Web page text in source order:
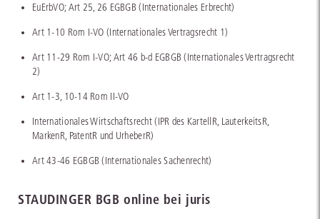
EuErbVO; Art 25, 26 EGBGB (Internationales Erbrecht)
Art 1-10 Rom I-VO (Internationales Vertragsrecht 1)
Art 11-29 Rom I-VO; Art 46 b-d EGBGB (Internationales Vertragsrecht
2)
Art 1-3, 10-14 Rom II-VO
Internationales Wirtschaftsrecht (IPR des KartellR, LauterkeitsR,
MarkenR, PatentR und UrheberR)
Art 43-46 EGBGB (Internationales Sachenrecht)
STAUDINGER BGB online bei juris